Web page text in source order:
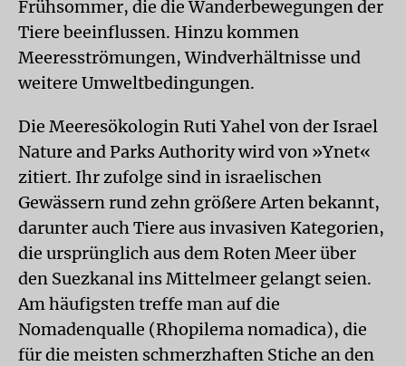
Frühsommer, die die Wanderbewegungen der
Tiere beeinflussen. Hinzu kommen
Meeresströmungen, Windverhältnisse und
weitere Umweltbedingungen.
Die Meeresökologin Ruti Yahel von der Israel
Nature and Parks Authority wird von »Ynet«
zitiert. Ihr zufolge sind in israelischen
Gewässern rund zehn größere Arten bekannt,
darunter auch Tiere aus invasiven Kategorien,
die ursprünglich aus dem Roten Meer über
den Suezkanal ins Mittelmeer gelangt seien.
Am häufigsten treffe man auf die
Nomadenqualle (Rhopilema nomadica), die
für die meisten schmerzhaften Stiche an den